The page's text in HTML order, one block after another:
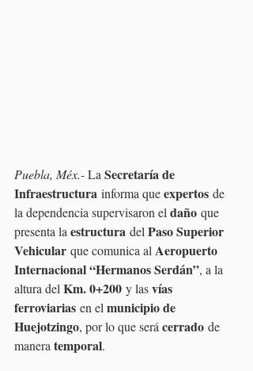
Puebla, Méx.- La Secretaría de
Infraestructura informa que expertos de
la dependencia supervisaron el daño que
presenta la estructura del Paso Superior
Vehicular que comunica al Aeropuerto
Internacional “Hermanos Serdán”, a la
altura del Km. 0+200 y las vías
ferroviarias en el municipio de
Huejotzingo, por lo que será cerrado de
manera temporal.